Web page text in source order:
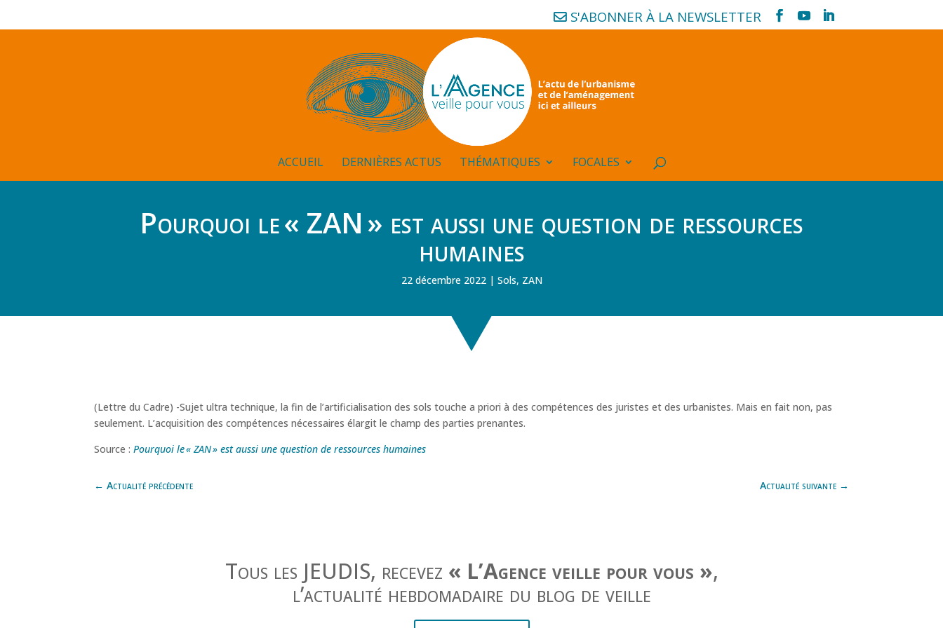
S'ABONNER À LA NEWSLETTER
ACCUEIL DERNIÈRES ACTUS THÉMATIQUES FOCALES
Pourquoi le « ZAN » est aussi une question de ressources
humaines
22 décembre 2022 Sols, ZAN
(Lettre du Cadre) -Sujet ultra technique, la fin de l’artificialisation des sols touche a priori à des compétences des juristes et des urbanistes. Mais en fait non, pas
seulement. L’acquisition des compétences nécessaires élargit le champ des parties prenantes.
Source :Pourquoi le « ZAN » est aussi une question de ressources humaines
←Actualité précédente Actualité suivante→
Tous les JEUDIS, recevez « L’Agence veille pour vous »,
l’actualité hebdomadaire du blog de veille